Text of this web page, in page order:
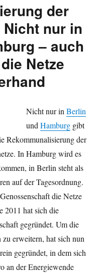
der
nur in
– auch
Netze
Nicht nur inBerlin
undHamburg gibt
Rekommunalisierung der
In Hamburg wird es
in Berlin steht als
auf der Tagesordnung.
die Netze
2011 hat sich die
gegründet. Um die
erweitern, hat sich nun
gegründet, in dem sich
an der Energiewende